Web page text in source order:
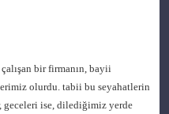
bir firmanın, bayii
olurdu. tabii bu seyahatlerin
geceleri ise, dilediğimiz yerde